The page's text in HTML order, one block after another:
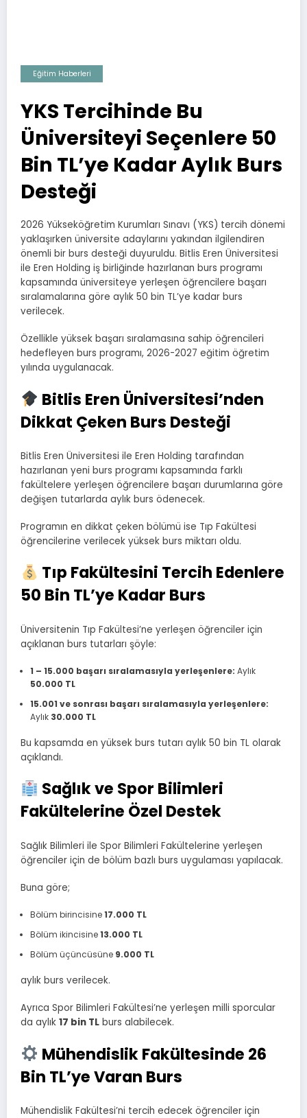
Eğitim Haberleri
YKS Tercihinde Bu
Üniversiteyi Seçenlere 50
Bin TL’ye Kadar Aylık Burs
Desteği
2026 Yükseköğretim Kurumları Sınavı (YKS) tercih dönemi
yaklaşırken üniversite adaylarını yakından ilgilendiren
önemli bir burs desteği duyuruldu. Bitlis Eren Üniversitesi
ile Eren Holding iş birliğinde hazırlanan burs programı
kapsamında üniversiteye yerleşen öğrencilere başarı
sıralamalarına göre aylık 50 bin TL’ye kadar burs
verilecek.
Özellikle yüksek başarı sıralamasına sahip öğrencileri
hedefleyen burs programı, 2026-2027 eğitim öğretim
yılında uygulanacak.
Bitlis Eren Üniversitesi’nden
Dikkat Çeken Burs Desteği
Bitlis Eren Üniversitesi ile Eren Holding tarafından
hazırlanan yeni burs programı kapsamında farklı
fakültelere yerleşen öğrencilere başarı durumlarına göre
değişen tutarlarda aylık burs ödenecek.
Programın en dikkat çeken bölümü ise Tıp Fakültesi
öğrencilerine verilecek yüksek burs miktarı oldu.
Tıp Fakültesini Tercih Edenlere
50 Bin TL’ye Kadar Burs
Üniversitenin Tıp Fakültesi’ne yerleşen öğrenciler için
açıklanan burs tutarları şöyle:
1 – 15.000 başarı sıralamasıyla yerleşenlere: Aylık
50.000 TL
15.001 ve sonrası başarı sıralamasıyla yerleşenlere:
Aylık 30.000 TL
Bu kapsamda en yüksek burs tutarı aylık 50 bin TL olarak
açıklandı.
Sağlık ve Spor Bilimleri
Fakültelerine Özel Destek
Sağlık Bilimleri ile Spor Bilimleri Fakültelerine yerleşen
öğrenciler için de bölüm bazlı burs uygulaması yapılacak.
Buna göre;
Bölüm birincisine17.000 TL
Bölüm ikincisine13.000 TL
Bölüm üçüncüsüne 9.000 TL
aylık burs verilecek.
Ayrıca Spor Bilimleri Fakültesi’ne yerleşen milli sporcular
da aylık 17 bin TL burs alabilecek.
Mühendislik Fakültesinde 26
Bin TL’ye Varan Burs
Mühendislik Fakültesi’ni tercih edecek öğrenciler için